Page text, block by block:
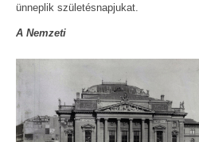
ünneplik születésnapjukat.
A Nemzeti